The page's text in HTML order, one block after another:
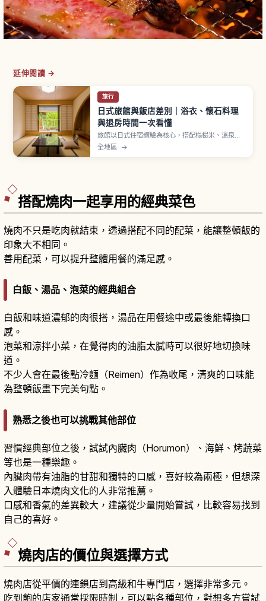
延伸閱讀 →
旅行
日式旅館與飯店差別｜浴衣、懷石料理
與退房時間一次看懂
旅館以日式住宿體驗為核心，搭配榻榻米、溫泉、
浴衣與懷石料理，多數提供一泊二食方案。飯店則
房型多元、自由度高，從商務到度假飯店任選。浴
全地區 →
搭配燒肉一起享用的經典菜色
燒肉不只是吃肉就結束，透過搭配不同的配菜，能讓整頓飯的
印象大不相同。
善用配菜，可以提升整體用餐的滿足感。
白飯、湯品、泡菜的經典組合
白飯和味道濃郁的肉很搭，湯品在用餐途中或最後能轉換口
感。
泡菜和涼拌小菜，在覺得肉的油脂太膩時可以很好地切換味
道。
不少人會在最後點冷麵（Reimen）作為收尾，清爽的口味能
為整頓飯畫下完美句點。
熟悉之後也可以挑戰其他部位
習慣經典部位之後，試試內臟肉（Horumon）、海鮮、烤蔬菜
等也是一種樂趣。
內臟肉帶有油脂的甘甜和獨特的口感，喜好較為兩極，但想深
入體驗日本燒肉文化的人非常推薦。
口感和香氣的差異較大，建議從少量開始嘗試，比較容易找到
自己的喜好。
燒肉店的價位與選擇方式
燒肉店從平價的連鎖店到高級和牛專門店，選擇非常多元。
吃到飽的店家通常採限時制，可以點各種部位，對想多方嘗試